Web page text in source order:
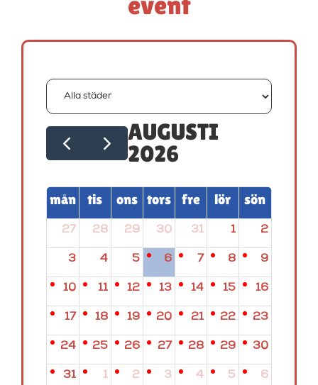
AUGUSTI
2026
mån tis ons tors fre lör sön
27 28 29 30 31 1 2
3 4 5 6 7 8 9
10 11 12 13 14 15 16
17 18 19 20 21 22 23
24 25 26 27 28 29 30
31 1 2 3 4 5 6